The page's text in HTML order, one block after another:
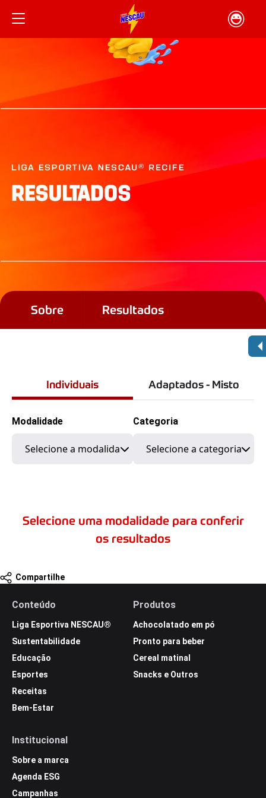
Sobre Resultados
Individuais Adaptados - Misto
Modalidade Categoria
Selecione uma modalidade para conferir
os resultados
Compartilhe
Conteúdo
Liga Esportiva NESCAU®
Sustentabilidade
Educação
Esportes
Receitas
Bem-Estar
Produtos
Achocolatado em pó
Pronto para beber
Cereal matinal
Snacks e Outros
Institucional
Sobre a marca
Agenda ESG
Campanhas